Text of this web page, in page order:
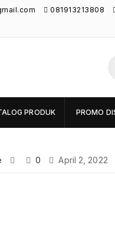
081913213808
PRODUK PROMO
0 April 2, 2022